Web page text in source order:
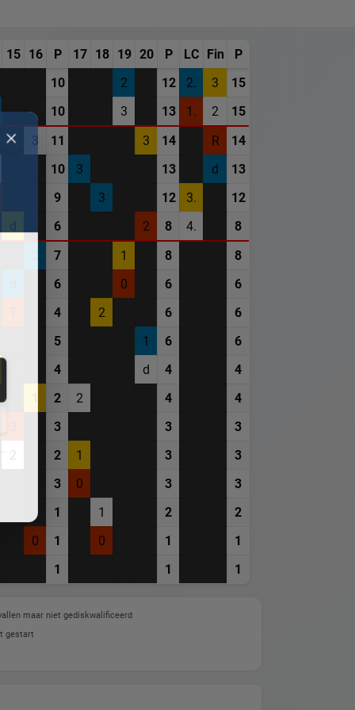
15 16 P 17 18 19 20 P LC Fin
P
10 2 12 2. 3
15
10 3 13 1. 2
15
3 11 3 14 R
14
10 3 13 d
13
9 3 12 3.
12
d 6 2 8 4.
8
7 1 8
8
6 0 6
6
4 2 6
6
5 1 6
6
4 d 4
4
1 2 2 4
4
3 3
3
2 2 1 3
3
3 0 3
3
1 1 2
2
0 1 0 1
1
1 1 1
maar niet gediskwalificeerd
gestart